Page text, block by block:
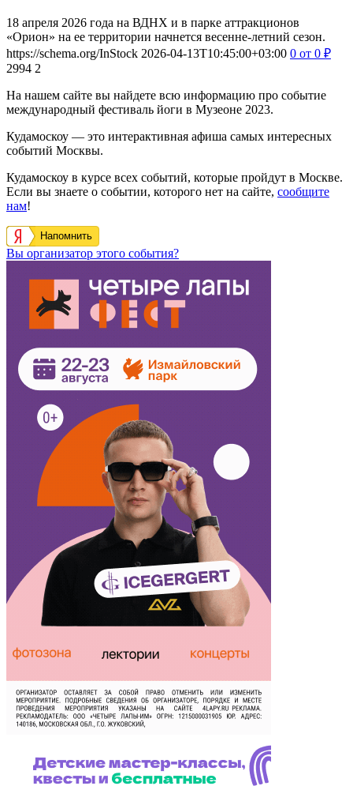
18 апреля 2026 года на ВДНХ и в парке аттракционов
«Орион» на ее территории начнется весенне-летний сезон.
https://schema.org/InStock 2026-04-13T10:45:00+03:00 0 от 0 ₽
2994 2
На нашем сайте вы найдете всю информацию про событие
международный фестиваль йоги в Музеоне 2023.
Кудамоскоу — это интерактивная афиша самых интересных
событий Москвы.
Кудамоскоу в курсе всех событий, которые пройдут в Москве.
Если вы знаете о событии, которого нет на сайте, сообщите
нам!
Напомнить
Вы организатор этого события?